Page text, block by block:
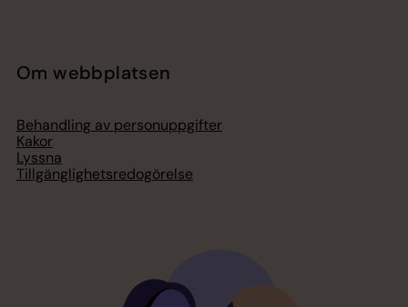
Om webbplatsen
Behandling av personuppgifter
Kakor
Lyssna
Tillgänglighetsredogörelse